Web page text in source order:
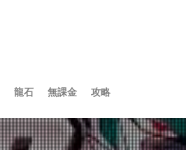
龍石 無課金 攻略